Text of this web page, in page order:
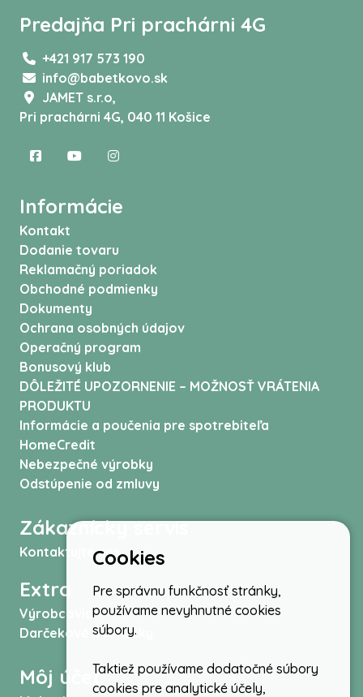
Predajňa Pri prachárni 4G
+421 917 573 190
info@babetkovo.sk
JAMET s.r.o,
Pri prachárni 4G, 040 11 Košice
Informácie
Kontakt
Dodanie tovaru
Reklamačný poriadok
Obchodné podmienky
Dokumenty
Ochrana osobných údajov
Operačný program
Bonusový klub
DÔLEŽITÉ UPOZORNENIE – MOŽNOSŤ VRÁTENIA
PRODUKTU
Informácie a poučenia pre spotrebiteľa
HomeCredit
Nebezpečné výrobky
Odstúpenie od zmluvy
Zákaznícky servis
Kontaktujte nás
Extra
Výrobcovia
Darčekové poukážky
Môj účet
Cookies
Pre správnu funkčnosť stránky,
používame nevyhnutné cookies
súbory.
Taktiež používame dodatočné súbory
cookies pre analytické účely,